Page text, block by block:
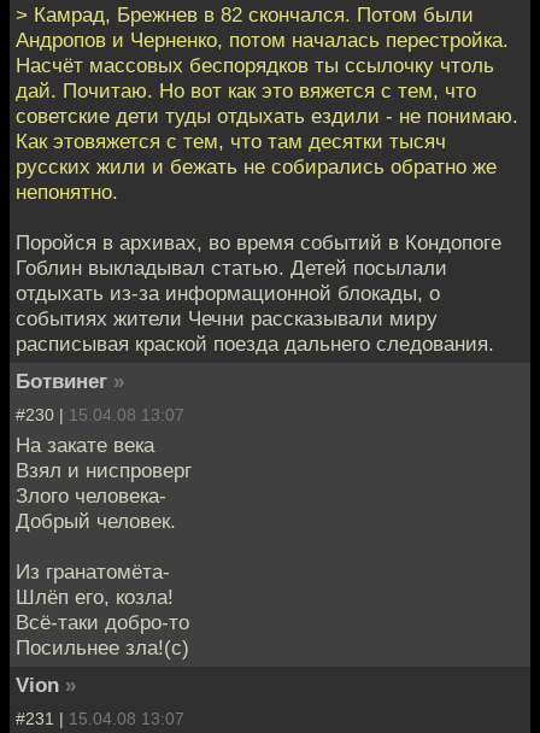
> Камрад, Брежнев в 82 скончался. Потом были
Андропов и Черненко, потом началась перестройка.
Насчёт массовых беспорядков ты ссылочку чтоль
дай. Почитаю. Но вот как это вяжется с тем, что
советские дети туды отдыхать ездили - не понимаю.
Как этовяжется с тем, что там десятки тысяч
русских жили и бежать не собирались обратно же
непонятно.
Поройся в архивах, во время событий в Кондопоге
Гоблин выкладывал статью. Детей посылали
отдыхать из-за информационной блокады, о
событиях жители Чечни рассказывали миру
расписывая краской поезда дальнего следования.
Ботвинег »
#230 | 15.04.08 13:07
На закате века
Взял и ниспроверг
Злого человека-
Добрый человек.
Из гранатомёта-
Шлёп его, козла!
Всё-таки добро-то
Посильнее зла!(с)
Vion »
#231 | 15.04.08 13:07